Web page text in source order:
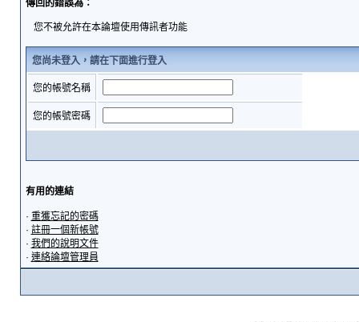
傳回的錯誤為：
您不被允許在本論壇使用傳訊者功能
您尚未登入，請在下面進行登入
您的帳號名稱
您的帳號密碼
有用的連結
· 重獲忘記的密碼
· 註冊一個新帳號
· 我們的說明文件
· 連絡論壇管理員